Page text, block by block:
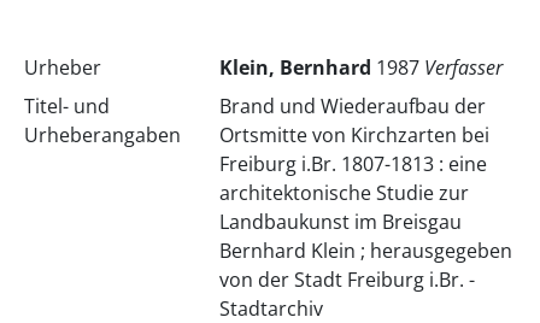
Urheber Klein, Bernhard 1987 Verfasser
Titel- und
Urheberangaben
Brand und Wiederaufbau der
Ortsmitte von Kirchzarten bei
Freiburg i.Br. 1807-1813 : eine
architektonische Studie zur
Landbaukunst im Breisgau
Bernhard Klein ; herausgegeben
von der Stadt Freiburg i.Br. -
Stadtarchiv